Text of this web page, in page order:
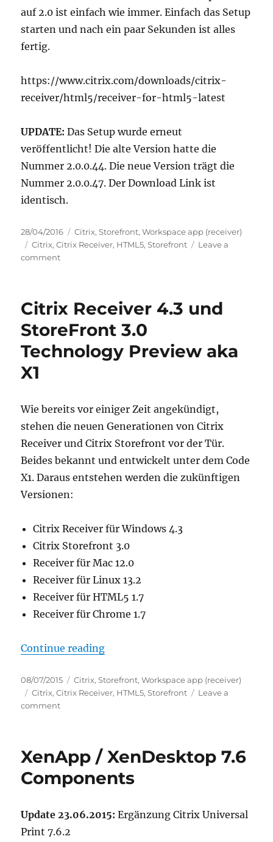
app
1905
auf 2.0 ist einfach wie immer. Einfach das Setup
starten und nach ein paar Sekunden ist alles
fertig.
https://www.citrix.com/downloads/citrix-
receiver/html5/receiver-for-html5-latest
UPDATE: Das Setup wurde erneut
veröffentlicht! Die alte Version hatte die
Nummer 2.0.0.44. Die neue Version trägt die
Nummer 2.0.0.47. Der Download Link ist
identisch.
Posted
on
28/04/2016 Categories
Citrix,Storefront,Workspace app (receiver)
Tags
Citrix,Citrix Receiver, HTML5,Storefront
Leave a
commenton
2.0
Neuer
Release
Citrix Receiver 4.3 und
StoreFront 3.0
Technology Preview aka
X1
Wie bereits vor einiger Zeit angekündigt,
stehen die neuen Generationen von Citrix
Receiver und Citrix Storefront vor der Tür.
Beides bekannt und entwickelt unter dem Code
X1. Daraus entstehen werden die zukünftigen
Versionen:
Citrix Receiver für Windows 4.3
Citrix Storefront 3.0
Receiver für Mac 12.0
Receiver für Linux 13.2
Receiver für HTML5 1.7
Receiver für Chrome 1.7
Continue reading“Citrix Receiver 4.3 und
Posted
on
08/07/2015 Categories
Citrix,Storefront,Workspace app (receiver)
Tags
Citrix,Citrix Receiver, HTML5,Storefront
Leave a
commenton
und
StoreFront
3.0
aka
X1
XenApp / XenDesktop 7.6
Components
Update 23.06.2015: Ergänzung Citrix Universal
Print 7.6.2